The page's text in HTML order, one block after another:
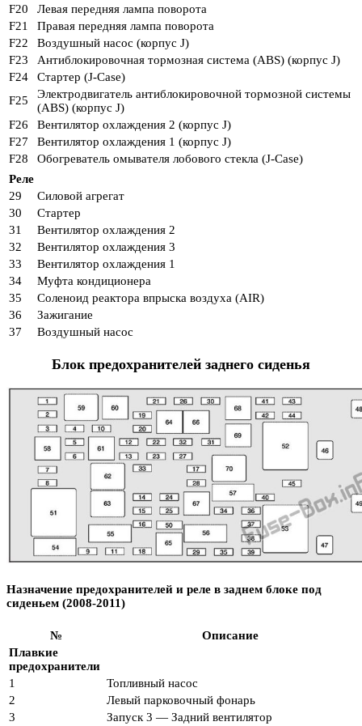
F20
Левая передняя лампа поворота
F21
Правая передняя лампа поворота
F22
Воздушный насос (корпус J)
F23
Антиблокировочная тормозная система (ABS) (корпус J)
F24
Стартер (J-Case)
F25
Электродвигатель антиблокировочной тормозной системы
(ABS) (корпус J)
F26
Вентилятор охлаждения 2 (корпус J)
F27
Вентилятор охлаждения 1 (корпус J)
F28
Обогреватель омывателя лобового стекла (J-Case)
Реле
29
Силовой агрегат
30
Стартер
31
Вентилятор охлаждения 2
32
Вентилятор охлаждения 3
33
Вентилятор охлаждения 1
34
Муфта кондиционера
35
Соленоид реактора впрыска воздуха (AIR)
36
Зажигание
37
Воздушный насос
Блок предохранителей заднего сиденья
Назначение предохранителей и реле в заднем блоке под
сиденьем (2008-2011)
№
Описание
Плавкие
предохранители
1
Топливный насос
2
Левый парковочный фонарь
3
Запуск 3 — Задний вентилятор